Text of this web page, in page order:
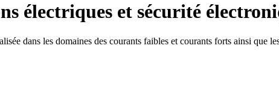
électriques et sécurité
dans les domaines des courants faibles et courants forts ainsi que